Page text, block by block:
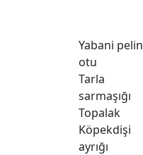
Yabani pelin
otu
Tarla
sarmaşığı
Topalak
Köpekdişi
ayrığı